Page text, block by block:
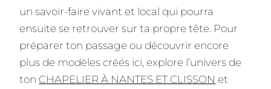
un savoir-faire vivant et local qui pourra
ensuite se retrouver sur ta propre tête. Pour
préparer ton passage ou découvrir encore
plus de modèles créés ici, explore l’univers de
ton CHAPELIER À NANTES ET CLISSON et